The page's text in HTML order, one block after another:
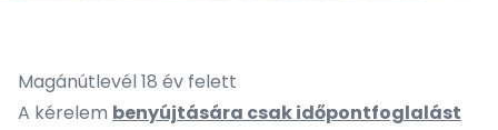
Magánútlevél 18 év felett
A kérelem benyújtására csakidőpontfoglalást